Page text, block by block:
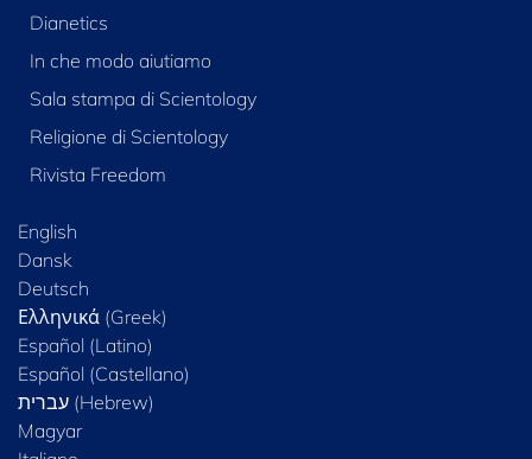
Dianetics
In che modo aiutiamo
Sala stampa di Scientology
Religione di Scientology
Rivista Freedom
English
Dansk
Deutsch
Ελληνικά (Greek)
Español (Latino)
Español (Castellano)
Magyar